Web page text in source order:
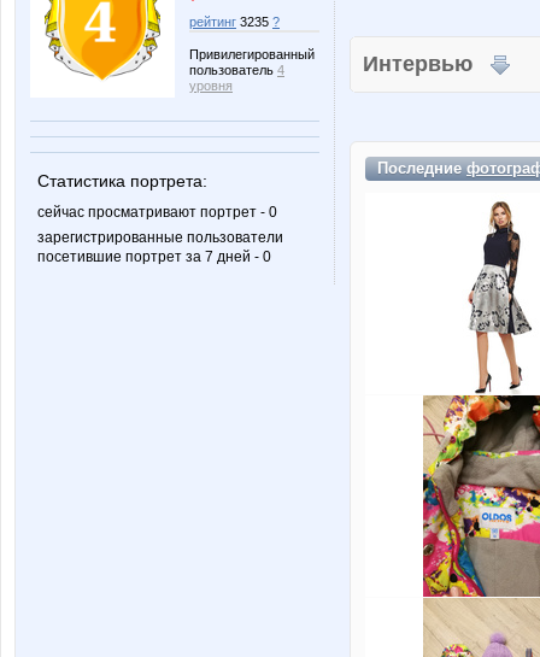
рейтинг 3235 ?
Привилегированный
пользователь 4
уровня
Статистика портрета:
сейчас просматривают портрет - 0
зарегистрированные пользователи
посетившие портрет за 7 дней - 0
Интервью
Последние